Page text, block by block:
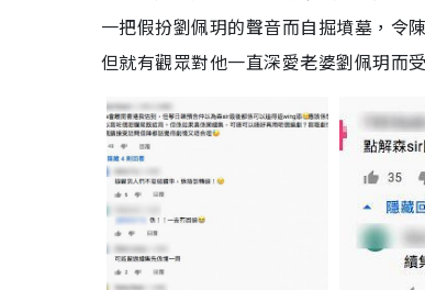
一把假扮劉佩玥的聲音而自掘墳墓，令
但就有觀眾對他一直深愛老婆劉佩玥而